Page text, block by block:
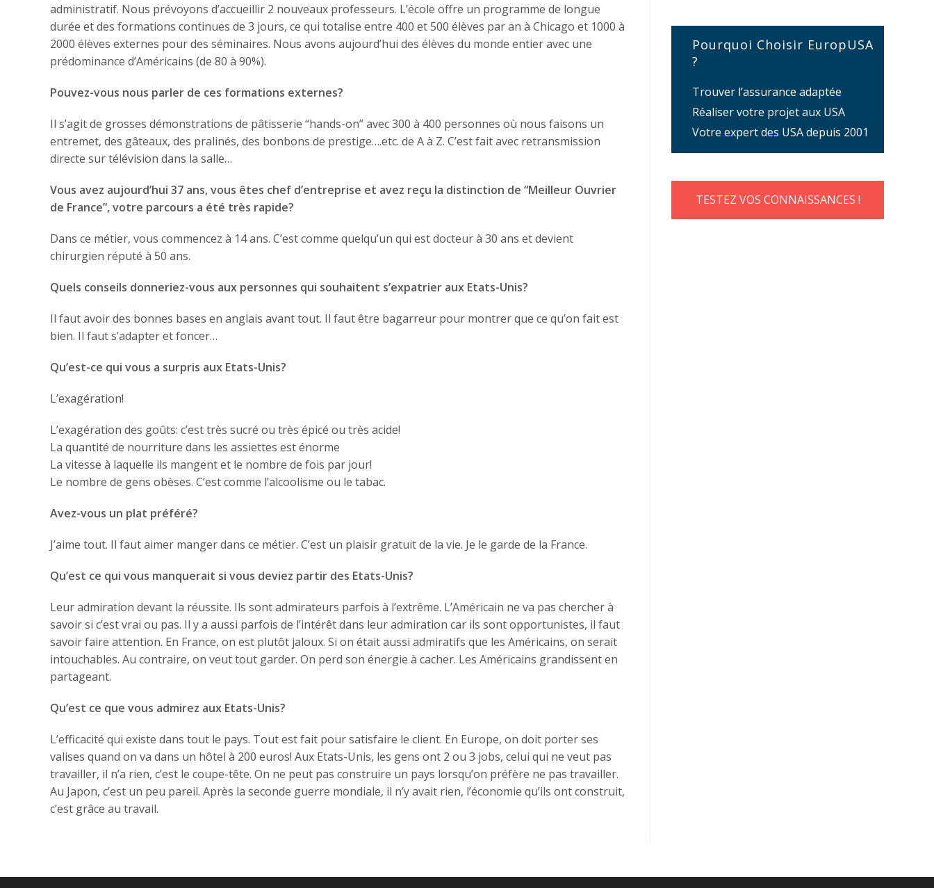
administratif. Nous prévoyons d’accueillir 2 nouveaux professeurs. L’école offre un programme de longue
durée et des formations continues de 3 jours, ce qui totalise entre 400 et 500 élèves par an à Chicago et 1000 à
2000 élèves externes pour des séminaires. Nous avons aujourd’hui des élèves du monde entier avec une
prédominance d’Américains (de 80 à 90%).
Pouvez-vous nous parler de ces formations externes?
Il s’agit de grosses démonstrations de pâtisserie “hands-on” avec 300 à 400 personnes où nous faisons un
entremet, des gâteaux, des pralinés, des bonbons de prestige….etc. de A à Z. C’est fait avec retransmission
directe sur télévision dans la salle…
Vous avez aujourd’hui 37 ans, vous êtes chef d’entreprise et avez reçu la distinction de “Meilleur Ouvrier
de France”, votre parcours a été très rapide?
Dans ce métier, vous commencez à 14 ans. C’est comme quelqu’un qui est docteur à 30 ans et devient
chirurgien réputé à 50 ans.
Quels conseils donneriez-vous aux personnes qui souhaitent s’expatrier aux Etats-Unis?
Il faut avoir des bonnes bases en anglais avant tout. Il faut être bagarreur pour montrer que ce qu’on fait est
bien. Il faut s’adapter et foncer…
Qu’est-ce qui vous a surpris aux Etats-Unis?
L’exagération!
L’exagération des goûts: c’est très sucré ou très épicé ou très acide!
La quantité de nourriture dans les assiettes est énorme
La vitesse à laquelle ils mangent et le nombre de fois par jour!
Le nombre de gens obèses. C’est comme l’alcoolisme ou le tabac.
Avez-vous un plat préféré?
J’aime tout. Il faut aimer manger dans ce métier. C’est un plaisir gratuit de la vie. Je le garde de la France.
Qu’est ce qui vous manquerait si vous deviez partir des Etats-Unis?
Leur admiration devant la réussite. Ils sont admirateurs parfois à l’extrême. L’Américain ne va pas chercher à
savoir si c’est vrai ou pas. Il y a aussi parfois de l’intérêt dans leur admiration car ils sont opportunistes, il faut
savoir faire attention. En France, on est plutôt jaloux. Si on était aussi admiratifs que les Américains, on serait
intouchables. Au contraire, on veut tout garder. On perd son énergie à cacher. Les Américains grandissent en
partageant.
Qu’est ce que vous admirez aux Etats-Unis?
L’efficacité qui existe dans tout le pays. Tout est fait pour satisfaire le client. En Europe, on doit porter ses
valises quand on va dans un hôtel à 200 euros! Aux Etats-Unis, les gens ont 2 ou 3 jobs, celui qui ne veut pas
travailler, il n’a rien, c’est le coupe-tête. On ne peut pas construire un pays lorsqu’on préfère ne pas travailler.
Au Japon, c’est un peu pareil. Après la seconde guerre mondiale, il n’y avait rien, l’économie qu’ils ont construit,
c’est grâce au travail.
Pourquoi Choisir EuropUSA
?
Trouver l’assurance adaptée
Réaliser votre projet aux USA
Votre expert des USA depuis 2001
TESTEZ VOS CONNAISSANCES !